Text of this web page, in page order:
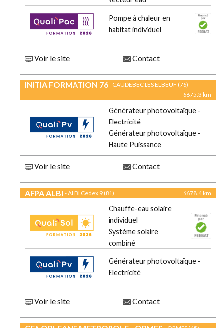
Pompe à chaleur en
habitat individuel
Voir le site Contact
INITIA FORMATION 76 - CAUDEBEC LES ELBEUF (76)
6675.3 km
Générateur photovoltaïque -
Electricité
Générateur photovoltaïque -
Haute Puissance
Voir le site Contact
AFPA ALBI - ALBI Cedex 9 (81) 6678.4 km
Chauffe-eau solaire
individuel
Système solaire
combiné
Générateur photovoltaïque -
Electricité
Voir le site Contact